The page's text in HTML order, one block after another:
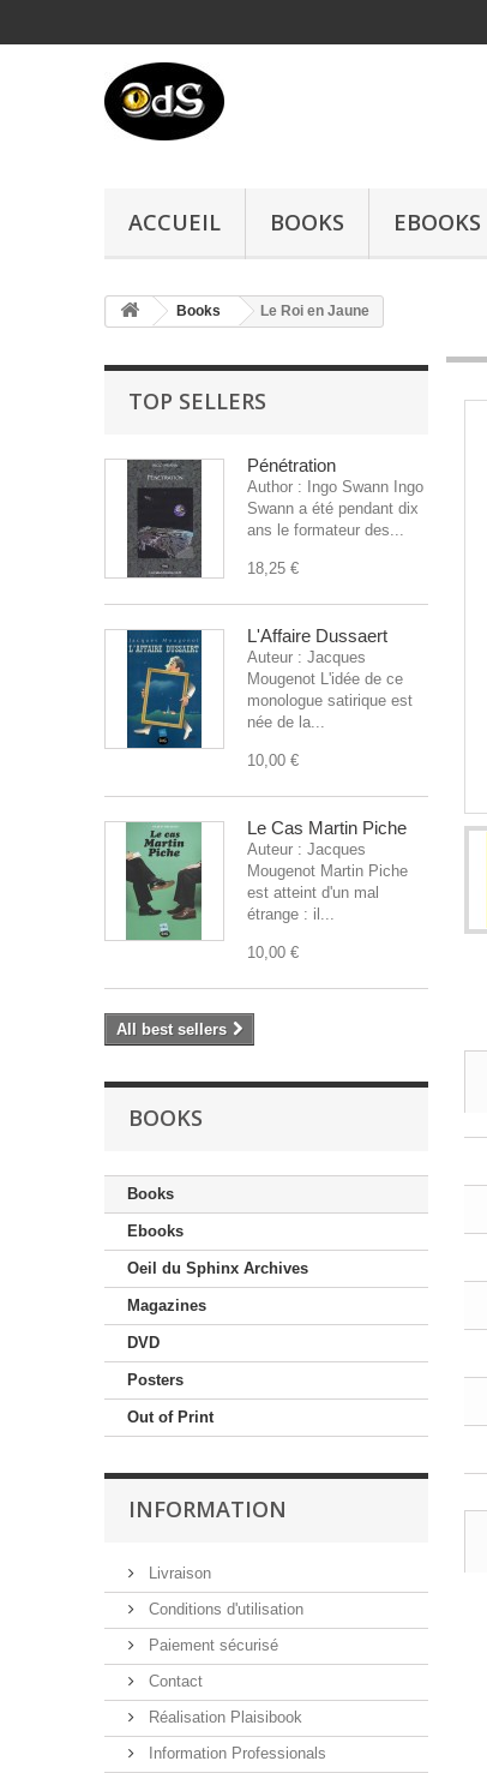
ACCUEIL BOOKS EBOOKS
Books Le Roi en Jaune
TOP SELLERS
Pénétration
Author : Ingo Swann Ingo
Swann a été pendant dix
ans le formateur des...
18,25 €
L'Affaire Dussaert
Auteur : Jacques
Mougenot L'idée de ce
monologue satirique est
née de la...
10,00 €
Le Cas Martin Piche
Auteur : Jacques
Mougenot Martin Piche
est atteint d'un mal
étrange : il...
10,00 €
All best sellers
BOOKS
Books
Ebooks
Oeil du Sphinx Archives
Magazines
DVD
Posters
Out of Print
INFORMATION
Livraison
Conditions d'utilisation
Paiement sécurisé
Contact
Réalisation Plaisibook
Information Professionals